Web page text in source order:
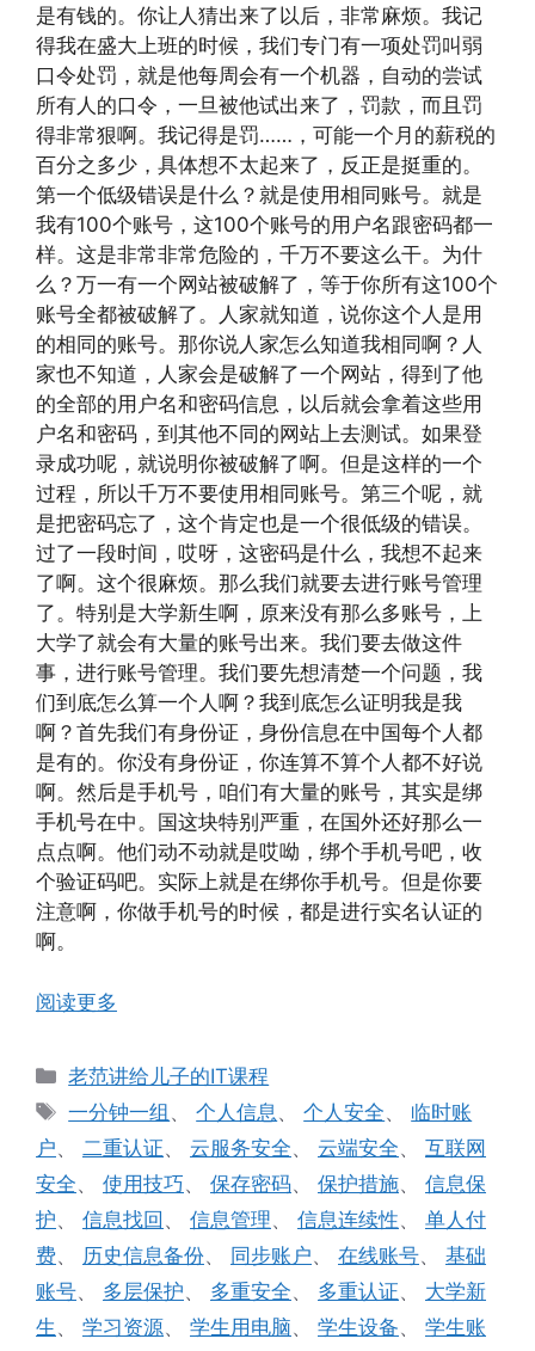
是有钱的。你让人猜出来了以后，非常麻烦。我记
得我在盛大上班的时候，我们专门有一项处罚叫弱
口令处罚，就是他每周会有一个机器，自动的尝试
所有人的口令，一旦被他试出来了，罚款，而且罚
得非常狠啊。我记得是罚……，可能一个月的薪税的
百分之多少，具体想不太起来了，反正是挺重的。
第一个低级错误是什么？就是使用相同账号。就是
我有100个账号，这100个账号的用户名跟密码都一
样。这是非常非常危险的，千万不要这么干。为什
么？万一有一个网站被破解了，等于你所有这100个
账号全都被破解了。人家就知道，说你这个人是用
的相同的账号。那你说人家怎么知道我相同啊？人
家也不知道，人家会是破解了一个网站，得到了他
的全部的用户名和密码信息，以后就会拿着这些用
户名和密码，到其他不同的网站上去测试。如果登
录成功呢，就说明你被破解了啊。但是这样的一个
过程，所以千万不要使用相同账号。第三个呢，就
是把密码忘了，这个肯定也是一个很低级的错误。
过了一段时间，哎呀，这密码是什么，我想不起来
了啊。这个很麻烦。那么我们就要去进行账号管理
了。特别是大学新生啊，原来没有那么多账号，上
大学了就会有大量的账号出来。我们要去做这件
事，进行账号管理。我们要先想清楚一个问题，我
们到底怎么算一个人啊？我到底怎么证明我是我
啊？首先我们有身份证，身份信息在中国每个人都
是有的。你没有身份证，你连算不算个人都不好说
啊。然后是手机号，咱们有大量的账号，其实是绑
手机号在中。国这块特别严重，在国外还好那么一
点点啊。他们动不动就是哎呦，绑个手机号吧，收
个验证码吧。实际上就是在绑你手机号。但是你要
注意啊，你做手机号的时候，都是进行实名认证的
啊。
阅读更多
分
老范讲给儿子的IT课程
标
签
一分钟一组 、个人信息 、个人安全、 临时账
户、 二重认证、 云服务安全、 云端安全、 互联网
安全、 使用技巧、 保存密码、 保护措施、 信息保
护、 信息找回 、 信息管理、 信息连续性、 单人付
费、 历史信息备份、 同步账户、 在线账号、 基础
账号、 多层保护、 多重安全、 多重认证、 大学新
生 、 学习资源、 学生用电脑、 学生设备、 学生账